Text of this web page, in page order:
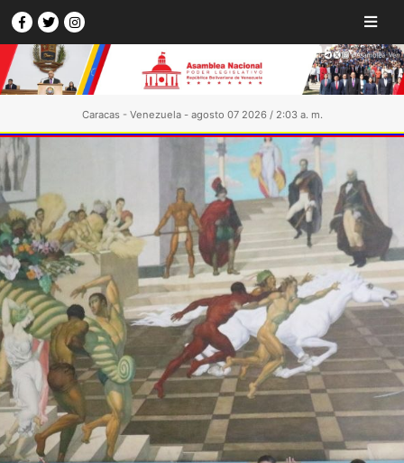
Caracas - Venezuela - agosto 07 2026 / 2:03 a. m.